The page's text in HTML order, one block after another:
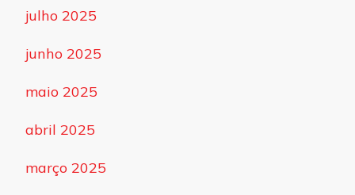
julho 2025
junho 2025
maio 2025
abril 2025
março 2025